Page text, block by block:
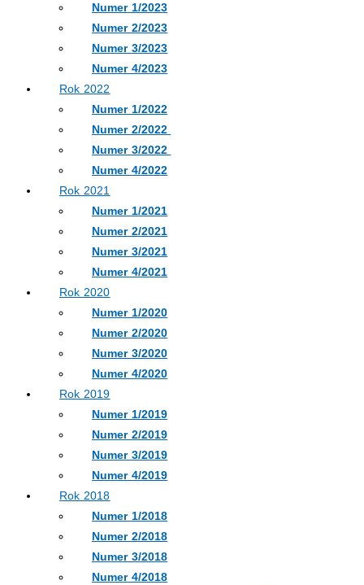
Numer 1/2023
Numer 2/2023
Numer 3/2023
Numer 4/2023
Rok 2022
Numer 1/2022
Numer 2/2022
Numer 3/2022
Numer 4/2022
Rok 2021
Numer 1/2021
Numer 2/2021
Numer 3/2021
Numer 4/2021
Rok 2020
Numer 1/2020
Numer 2/2020
Numer 3/2020
Numer 4/2020
Rok 2019
Numer 1/2019
Numer 2/2019
Numer 3/2019
Numer 4/2019
Rok 2018
Numer 1/2018
Numer 2/2018
Numer 3/2018
Numer 4/2018